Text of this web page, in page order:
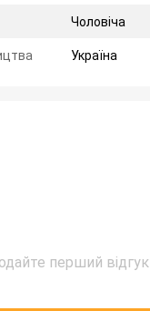
Чоловіча
Україна
перший відгук